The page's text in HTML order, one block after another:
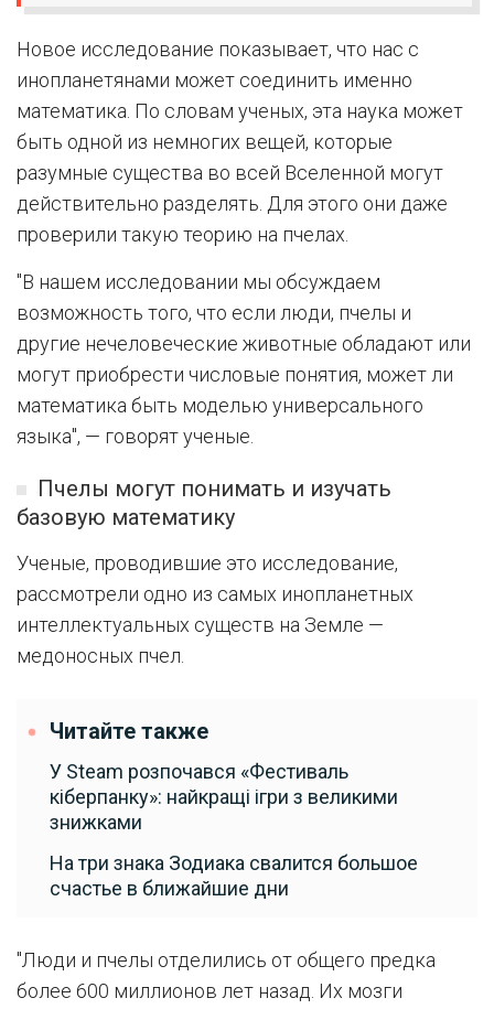
Новое исследование показывает, что нас с
инопланетянами может соединить именно
математика. По словам ученых, эта наука может
быть одной из немногих вещей, которые
разумные существа во всей Вселенной могут
действительно разделять. Для этого они даже
проверили такую теорию на пчелах.
"В нашем исследовании мы обсуждаем
возможность того, что если люди, пчелы и
другие нечеловеческие животные обладают или
могут приобрести числовые понятия, может ли
математика быть моделью универсального
языка", — говорят ученые.
Пчелы могут понимать и изучать
базовую математику
Ученые, проводившие это исследование,
рассмотрели одно из самых инопланетных
интеллектуальных существ на Земле —
медоносных пчел.
Читайте также
У Steam розпочався «Фестиваль
кіберпанку»: найкращі ігри з великими
знижками
На три знака Зодиака свалится большое
счастье в ближайшие дни
"Люди и пчелы отделились от общего предка
более 600 миллионов лет назад. Их мозги